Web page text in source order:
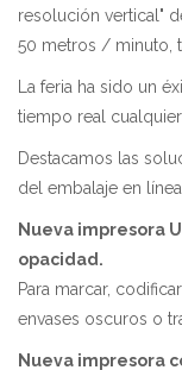
resolución vertical"
50 metros / minuto,
La feria ha sido un
tiempo real
Destacamos las
del embalaje en
Nueva impresora
opacidad.
Para marcar,
envases oscuros o
Nueva impresora